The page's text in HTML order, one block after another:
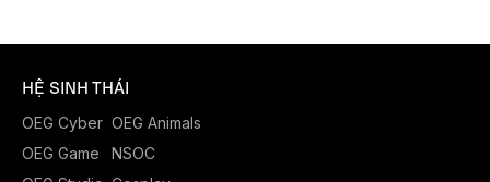
HỆ SINH THÁI
OEG Cyber
OEG Game
OEG Animals
NSOC